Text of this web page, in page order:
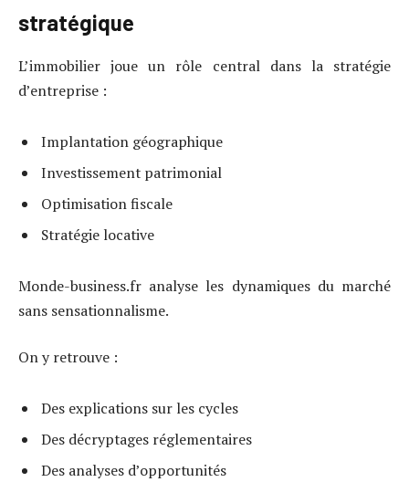
stratégique
L’immobilier joue un rôle central dans la stratégie
d’entreprise :
Implantation géographique
Investissement patrimonial
Optimisation fiscale
Stratégie locative
Monde-business.fr analyse les dynamiques du marché
sans sensationnalisme.
On y retrouve :
Des explications sur les cycles
Des décryptages réglementaires
Des analyses d’opportunités